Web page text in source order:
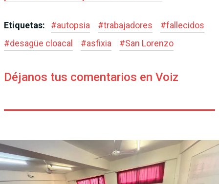
Etiquetas: #autopsia #trabajadores #fallecidos
#desagüe cloacal #asfixia #San Lorenzo
Déjanos tus comentarios en Voiz